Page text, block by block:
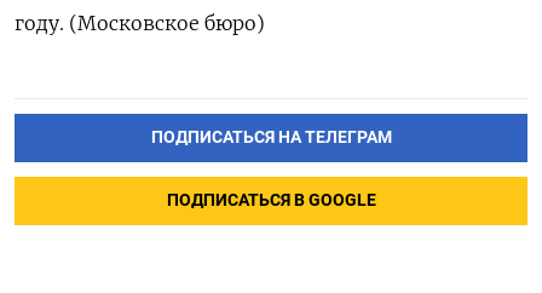
году. (Московское бюро)
ПОДПИСАТЬСЯ НА ТЕЛЕГРАМ
ПОДПИСАТЬСЯ В GOOGLE